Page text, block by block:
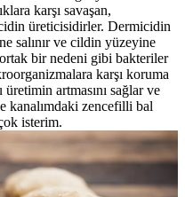
karşı savaşan,
üreticisidirler. Dermicidin
salınır ve cildin yüzeyine
ortak bir nedeni gibi bakteriler
karşı koruma
artmasını sağlar ve
kanalımdaki zencefilli bal
isterim.